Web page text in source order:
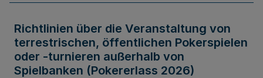
Richtlinien über die Veranstaltung von
terrestrischen, öffentlichen Pokerspielen
oder -turnieren außerhalb von
Spielbanken (Pokererlass 2026)